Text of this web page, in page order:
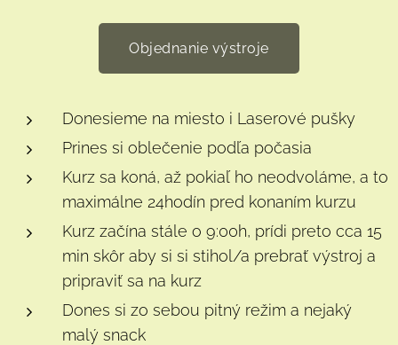
Objednanie výstroje
Donesieme na miesto i Laserové pušky
Prines si oblečenie podľa počasia
Kurz sa koná, až pokiaľ ho neodvoláme, a to
maximálne 24hodín pred konaním kurzu
Kurz začína stále o 9:00h, prídi preto cca 15
min skôr aby si si stihol/a prebrať výstroj a
pripraviť sa na kurz
Dones si zo sebou pitný režim a nejaký
malý snack